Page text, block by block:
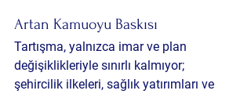
Artan Kamuoyu Baskısı
Tartışma, yalnızca imar ve plan
değişiklikleriyle sınırlı kalmıyor;
şehircilik ilkeleri, sağlık yatırımları ve